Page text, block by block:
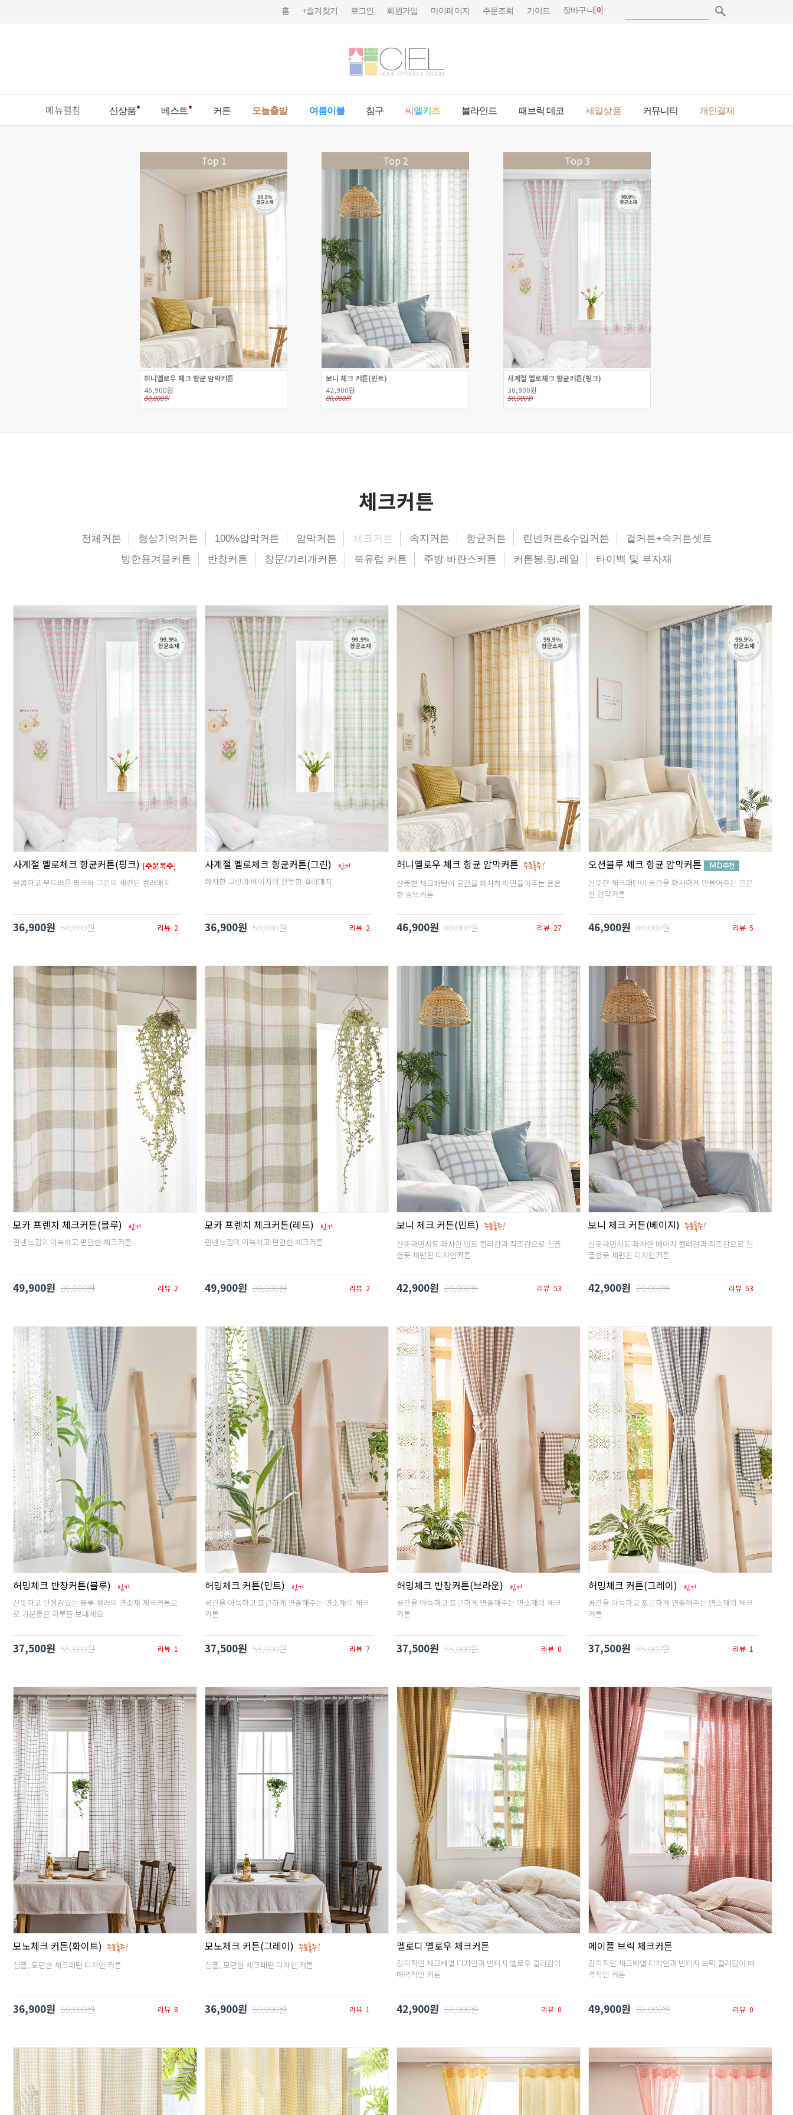
홈 +즐겨찾기 로그인 회원가입 마이페이지 주문조회 가이드 장바구니[0]
메뉴펼침 신상품 베스트 커튼 오늘출발 여름이불 침구 씨 엘키 즈 블라인드 패브릭 데코 세일상품 커뮤니티 개인결제
Top 1
허니옐로우 체크 항균 암막커튼
46,900원
80,000원
Top 2
보니 체크 커튼(민트)
42,900원
80,000원
Top 3
사계절 멜로체크 항균커튼(핑크)
36,900원
50,000원
체크커튼
전체커튼 형상기억커튼 100%암막커튼 암막커튼 체크커튼 속지커튼 항균커튼 린넨커튼&수입커튼
겉커튼+속커튼셋트
방한용겨울커튼
반창커튼 창문/가리개커튼 북유럽 커튼 주방 바란스커튼 커튼봉,링,레일 타이백 및 부자재
사계절 멜로체크 항균커튼(핑크)
달콤하고 부드러운 핑크와 그린의 세련된 컬러매치
36,900원 50,000원 리뷰 2
사계절 멜로체크 항균커튼(그린)
화사한 그린과 베이지의 산뜻한 컬러매치
36,900원 50,000원 리뷰 2
허니옐로우 체크 항균 암막커튼
산뜻한 체크패턴이 공간을 화사하게 만들어주는 은은
한 암막커튼
46,900원 80,000원 리뷰 27
오션블루 체크 항균 암막커튼
산뜻한 체크패턴이 공간을 화사하게 만들어주는 은은
한 암막커튼
46,900원 80,000원 리뷰 5
모카 프렌치 체크커튼(블루)
린넨느낌의 아늑하고 편안한 체크커튼
49,900원 80,000원 리뷰 2
모카 프렌치 체크커튼(레드)
린넨느낌의 아늑하고 편안한 체크커튼
49,900원 80,000원 리뷰 2
보니 체크 커튼(민트)
산뜻하면서도 화사한 민트 컬러감과 직조감으로 심플
한듯 세련된 디자인커튼
42,900원 80,000원 리뷰 53
보니 체크 커튼(베이지)
산뜻하면서도 화사한 베이지 컬러감과 직조감으로 심
플한듯 세련된 디자인커튼
42,900원 80,000원 리뷰 53
허밍체크 반창커튼(블루)
산뜻하고 안정감있는 블루 컬러의 면소재 체크커튼으
로 기분좋은 하루를 보내세요
37,500원 55,000원 리뷰 1
허밍체크 커튼(민트)
공간을 아늑하고 포근하게 연출해주는 면소재의 체크
커튼
37,500원 55,000원 리뷰 7
허밍체크 반창커튼(브라운)
공간을 아늑하고 포근하게 연출해주는 면소재의 체크
커튼
37,500원 55,000원 리뷰 0
허밍체크 커튼(그레이)
공간을 아늑하고 포근하게 연출해주는 면소재의 체크
커튼
37,500원 55,000원 리뷰 1
모노체크 커튼(화이트)
심플, 모던한 체크패턴 디자인 커튼
36,900원 50,000원 리뷰 8
모노체크 커튼(그레이)
심플, 모던한 체크패턴 디자인 커튼
36,900원 50,000원 리뷰 1
멜로디 옐로우 체크커튼
감각적인 체크배열 디자인과 빈티지 옐로우 컬러감이
매력적인 커튼
42,900원 59,000원 리뷰 0
메이플 브릭 체크커튼
감각적인 체크배열 디자인과 빈티지 브릭 컬러감이 매
력적인 커튼
49,900원 69,000원 리뷰 0